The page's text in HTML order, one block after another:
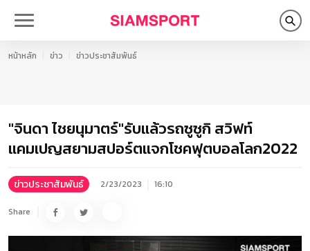
หน้าหลัก ข่าว ข่าวประชาสัมพันธ์
"จินดา ไชยนุมาตร์"รับแล้วรถซูซูกิ สวิฟท์
แคมเปญสยามสปอร์ตแจกโชคฟุตบอลโลก2022
ข่าวประชาสัมพันธ์ 2/23/2023 16:10
Share